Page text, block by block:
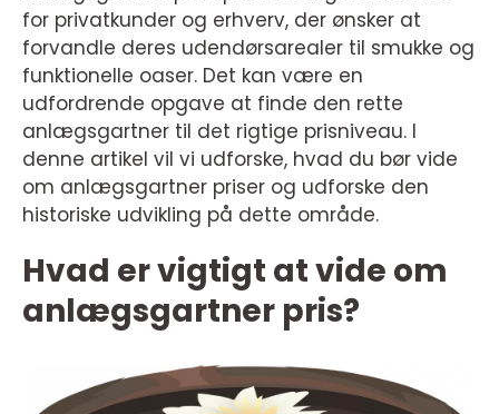
for privatkunder og erhverv, der ønsker at
forvandle deres udendørsarealer til smukke og
funktionelle oaser. Det kan være en
udfordrende opgave at finde den rette
anlægsgartner til det rigtige prisniveau. I
denne artikel vil vi udforske, hvad du bør vide
om anlægsgartner priser og udforske den
historiske udvikling på dette område.
Hvad er vigtigt at vide om
anlægsgartner pris?